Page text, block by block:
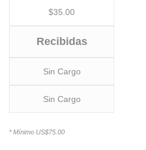
$35.00
Recibidas
Sin Cargo
Sin Cargo
* Mínimo US$75.00